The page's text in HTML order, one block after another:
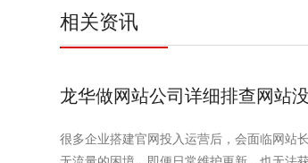
相关资讯
龙华做网站公司详细排查网站
很多企业搭建官网投入运营后，会面临网站长